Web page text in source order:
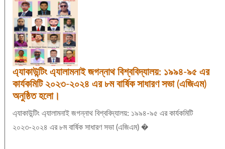
এ্যাকাউন্টিং এ্যালামনাই জগন্নাথ বিশ্ববিদ্যালয়: ১৯৯৪-৯৫ এর
কার্যকমিটি ২০২৩-২০২৪ এর ৮ম বার্ষিক সাধারণ সভা (এজিএম)
অনুষ্ঠিত হলো।
এ্যাকাউন্টিং এ্যালামনাই জগন্নাথ বিশ্ববিদ্যালয়: ১৯৯৪-৯৫ এর কার্যকমিটি
২০২৩-২০২৪ এর ৮ম বার্ষিক সাধারণ সভা (এজিএম) �